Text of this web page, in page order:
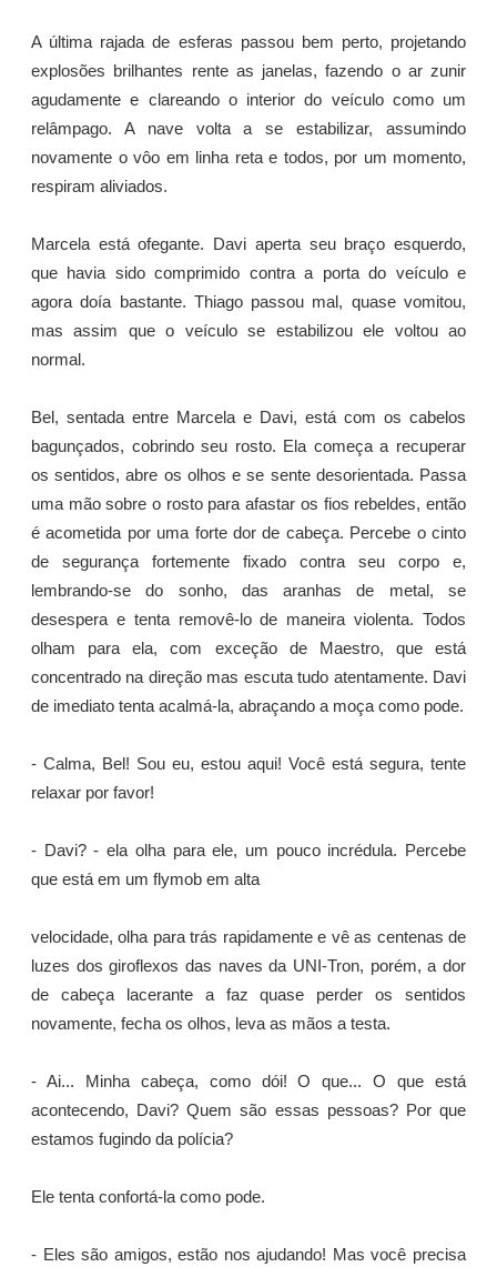
A última rajada de esferas passou bem perto, projetando
explosões brilhantes rente as janelas, fazendo o ar zunir
agudamente e clareando o interior do veículo como um
relâmpago. A nave volta a se estabilizar, assumindo
novamente o vôo em linha reta e todos, por um momento,
respiram aliviados.
Marcela está ofegante. Davi aperta seu braço esquerdo,
que havia sido comprimido contra a porta do veículo e
agora doía bastante. Thiago passou mal, quase vomitou,
mas assim que o veículo se estabilizou ele voltou ao
normal.
Bel, sentada entre Marcela e Davi, está com os cabelos
bagunçados, cobrindo seu rosto. Ela começa a recuperar
os sentidos, abre os olhos e se sente desorientada. Passa
uma mão sobre o rosto para afastar os fios rebeldes, então
é acometida por uma forte dor de cabeça. Percebe o cinto
de segurança fortemente fixado contra seu corpo e,
lembrando-se do sonho, das aranhas de metal, se
desespera e tenta removê-lo de maneira violenta. Todos
olham para ela, com exceção de Maestro, que está
concentrado na direção mas escuta tudo atentamente. Davi
de imediato tenta acalmá-la, abraçando a moça como pode.
- Calma, Bel! Sou eu, estou aqui! Você está segura, tente
relaxar por favor!
- Davi? - ela olha para ele, um pouco incrédula. Percebe
que está em um flymob em alta
velocidade, olha para trás rapidamente e vê as centenas de
luzes dos giroflexos das naves da UNI-Tron, porém, a dor
de cabeça lacerante a faz quase perder os sentidos
novamente, fecha os olhos, leva as mãos a testa.
- Ai... Minha cabeça, como dói! O que... O que está
acontecendo, Davi? Quem são essas pessoas? Por que
estamos fugindo da polícia?
Ele tenta confortá-la como pode.
- Eles são amigos, estão nos ajudando! Mas você precisa